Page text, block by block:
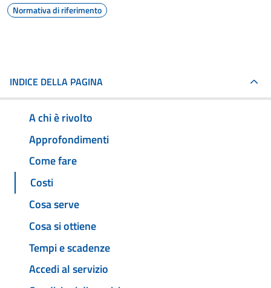
Normativa di riferimento
INDICE DELLA PAGINA
A chi è rivolto
Approfondimenti
Come fare
Costi
Cosa serve
Cosa si ottiene
Tempi e scadenze
Accedi al servizio